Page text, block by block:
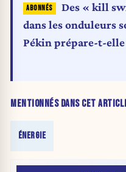
MENTIONNÉS DANS CET
ÉNERGIE
Des « kill
dans les onduleurs
Pékin prépare-t-elle